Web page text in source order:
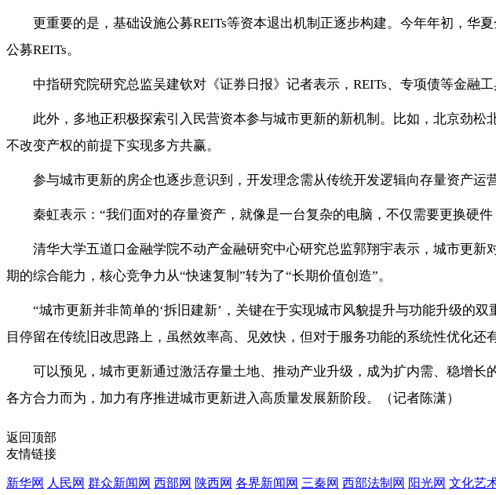
更重要的是，基础设施公募REITs等资本退出机制正逐步构建。今年年初，华
公募REITs。
中指研究院研究总监吴建钦对《证券日报》记者表示，REITs、专项债等金融
此外，多地正积极探索引入民营资本参与城市更新的新机制。比如，北京劲
不改变产权的前提下实现多方共赢。
参与城市更新的房企也逐步意识到，开发理念需从传统开发逻辑向存量资产运
秦虹表示：“我们面对的存量资产，就像是一台复杂的电脑，不仅需要更换硬
清华大学五道口金融学院不动产金融研究中心研究总监郭翔宇表示，城市更
期的综合能力，核心竞争力从“快速复制”转为了“长期价值创造”。
“城市更新并非简单的‘拆旧建新’，关键在于实现城市风貌提升与功能升级的
目停留在传统旧改思路上，虽然效率高、见效快，但对于服务功能的系统性优化还
可以预见，城市更新通过激活存量土地、推动产业升级，成为扩内需、稳增
各方合力而为，加力有序推进城市更新进入高质量发展新阶段。（记者陈潇）
返回顶部
友情链接
新华网 人民网 群众新闻网 西部网 陕西网 各界新闻网 三秦网 西部法制网 阳光网 文化艺